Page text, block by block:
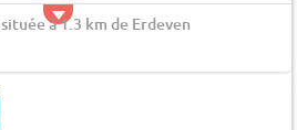
à 1.3 km de Erdeven